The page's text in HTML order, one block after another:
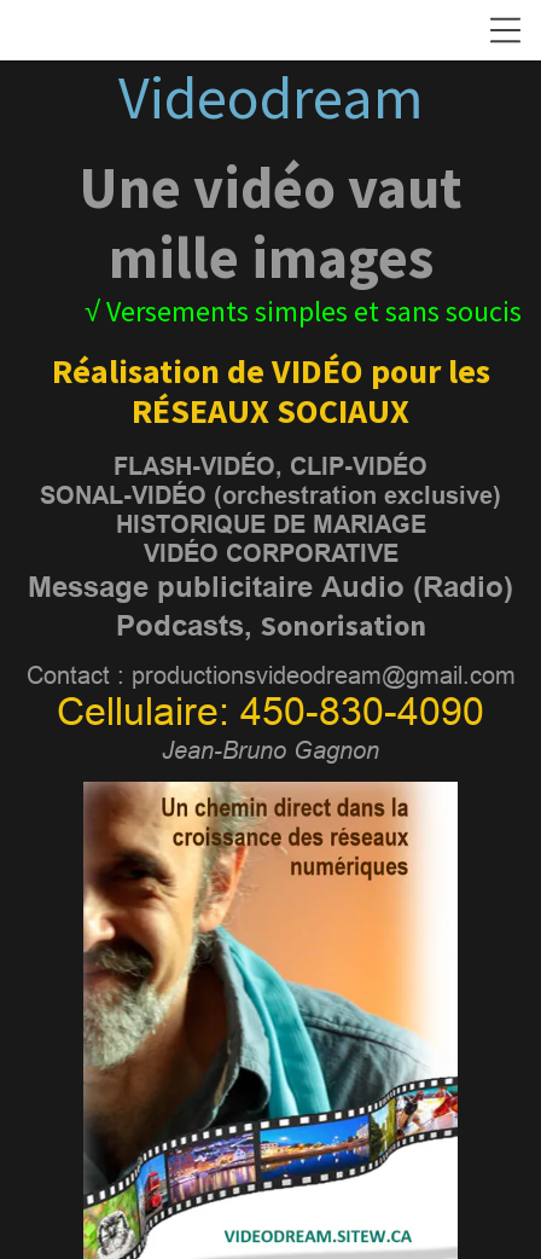
Videodream
Une vidéo vaut
mille images
√ Versements simples et sans soucis
Réalisation de VIDÉO pour les
RÉSEAUX SOCIAUX
FLASH-VIDÉO, CLIP-VIDÉO
SONAL-VIDÉO (orchestration exclusive)
HISTORIQUE DE MARIAGE
VIDÉO CORPORATIVE
Message publicitaire Audio (Radio)
Podcasts, Sonorisation
Contact : productionsvideodream@gmail.com
Cellulaire: 450-830-4090
Jean-Bruno Gagnon